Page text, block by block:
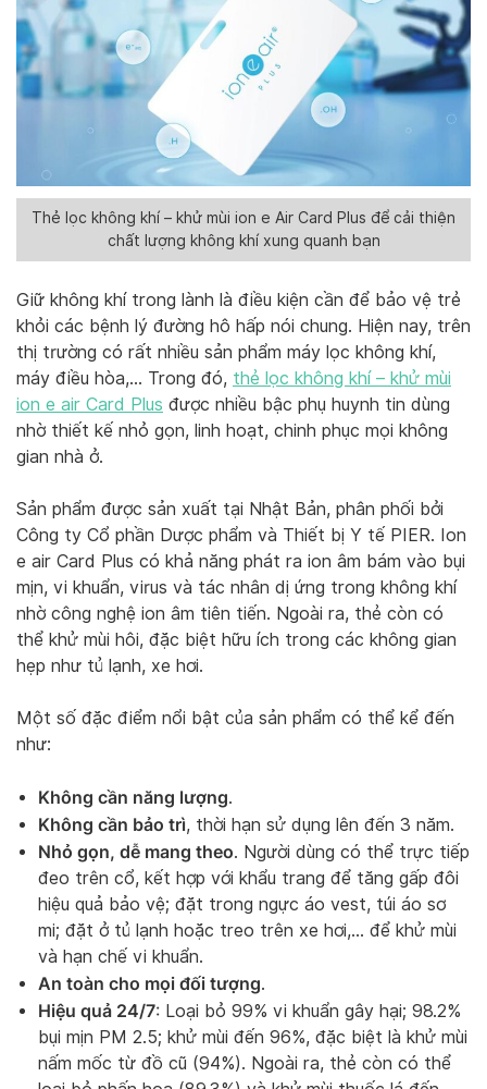
Thẻ lọc không khí – khử mùi ion e Air Card Plus để cải thiện
chất lượng không khí xung quanh bạn
Giữ không khí trong lành là điều kiện cần để bảo vệ trẻ
khỏi các bệnh lý đường hô hấp nói chung. Hiện nay, trên
thị trường có rất nhiều sản phẩm máy lọc không khí,
máy điều hòa,… Trong đó, thẻ lọc không khí – khử mùi
ion e air Card Plus được nhiều bậc phụ huynh tin dùng
nhờ thiết kế nhỏ gọn, linh hoạt, chinh phục mọi không
gian nhà ở.
Sản phẩm được sản xuất tại Nhật Bản, phân phối bởi
Công ty Cổ phần Dược phẩm và Thiết bị Y tế PIER. Ion
e air Card Plus có khả năng phát ra ion âm bám vào bụi
mịn, vi khuẩn, virus và tác nhân dị ứng trong không khí
nhờ công nghệ ion âm tiên tiến. Ngoài ra, thẻ còn có
thể khử mùi hôi, đặc biệt hữu ích trong các không gian
hẹp như tủ lạnh, xe hơi.
Một số đặc điểm nổi bật của sản phẩm có thể kể đến
như:
Không cần năng lượng.
Không cần bảo trì, thời hạn sử dụng lên đến 3 năm.
Nhỏ gọn, dễ mang theo. Người dùng có thể trực tiếp
đeo trên cổ, kết hợp với khẩu trang để tăng gấp đôi
hiệu quả bảo vệ; đặt trong ngực áo vest, túi áo sơ
mi; đặt ở tủ lạnh hoặc treo trên xe hơi,… để khử mùi
và hạn chế vi khuẩn.
An toàn cho mọi đối tượng.
Hiệu quả 24/7: Loại bỏ 99% vi khuẩn gây hại; 98.2%
bụi mịn PM 2.5; khử mùi đến 96%, đặc biệt là khử mùi
nấm mốc từ đồ cũ (94%). Ngoài ra, thẻ còn có thể